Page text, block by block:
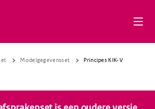
Modelgegevensset
Principes KIK-V